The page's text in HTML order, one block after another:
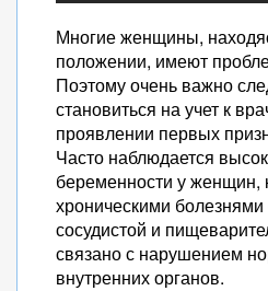
Многие женщины,
положении, имеют
Поэтому очень важно
становиться на учет к
проявлении первых
Часто наблюдается
беременности у женщин,
хроническими болезнями
сосудистой и
связано с нарушением
внутренних органов.